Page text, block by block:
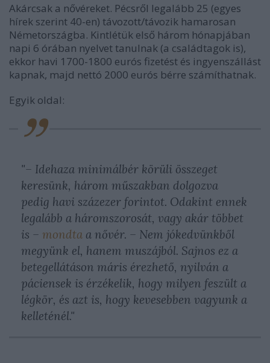
Akárcsak a nővéreket. Pécsről legalább 25 (egyes
hírek szerint 40-en) távozott/távozik hamarosan
Németországba. Kintlétük első három hónapjában
napi 6 órában nyelvet tanulnak (a családtagok is),
ekkor havi 1700-1800 eurós fizetést és ingyenszállást
kapnak, majd nettó 2000 eurós bérre számíthatnak.
Egyik oldal:
"– Idehaza minimálbér körüli összeget
keresünk, három műszakban dolgozva
pedig havi százezer forintot. Odakint ennek
legalább a háromszorosát, vagy akár többet
is – mondta a nővér. – Nem jókedvünkből
megyünk el, hanem muszájból. Sajnos ez a
betegellátáson máris érezhető, nyilván a
páciensek is érzékelik, hogy milyen feszült a
légkör, és azt is, hogy kevesebben vagyunk a
kelleténél."